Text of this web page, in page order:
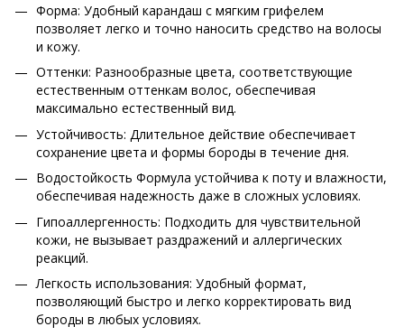
Форма: Удобный карандаш с мягким грифелем
позволяет легко и точно наносить средство на волосы
и кожу.
Оттенки: Разнообразные цвета, соответствующие
естественным оттенкам волос, обеспечивая
максимально естественный вид.
Устойчивость: Длительное действие обеспечивает
сохранение цвета и формы бороды в течение дня.
Водостойкость Формула устойчива к поту и влажности,
обеспечивая надежность даже в сложных условиях.
Гипоаллергенность: Подходить для чувствительной
кожи, не вызывает раздражений и аллергических
реакций.
Легкость использования: Удобный формат,
позволяющий быстро и легко корректировать вид
бороды в любых условиях.